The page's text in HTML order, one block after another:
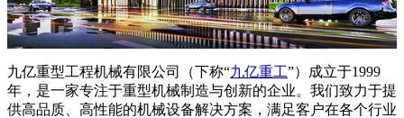
九亿重型工程机械有限公司（下称“九亿重工”）成立于1999
年，是一家专注于重型机械制造与创新的企业。我们致力于提
供高品质、高性能的机械设备解决方案，满足客户在各个行业